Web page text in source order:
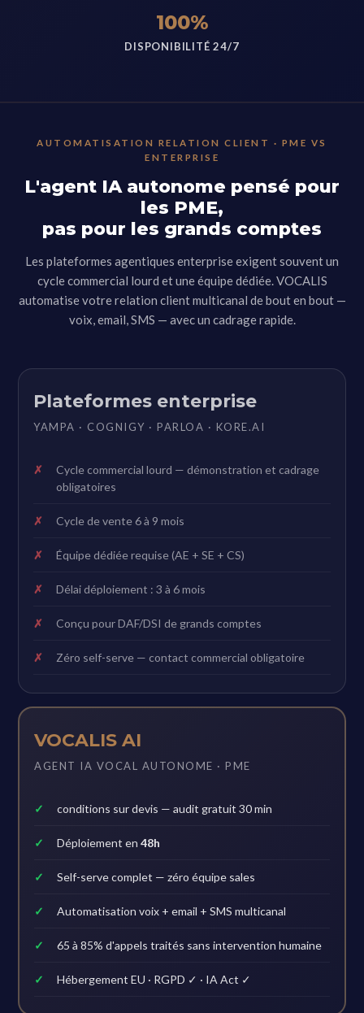
100%
DISPONIBILITÉ 24/7
AUTOMATISATION RELATION CLIENT · PME VS
ENTERPRISE
L'agent IA autonome pensé pour
les PME,
pas pour les grands comptes
Les plateformes agentiques enterprise exigent souvent un
cycle commercial lourd et une équipe dédiée. VOCALIS
automatise votre relation client multicanal de bout en bout —
voix, email, SMS — avec un cadrage rapide.
Plateformes enterprise
YAMPA · COGNIGY · PARLOA · KORE.AI
Cycle commercial lourd — démonstration et cadrage
obligatoires
Cycle de vente 6 à 9 mois
Équipe dédiée requise (AE + SE + CS)
Délai déploiement : 3 à 6 mois
Conçu pour DAF/DSI de grands comptes
Zéro self-serve — contact commercial obligatoire
VOCALIS AI
AGENT IA VOCAL AUTONOME · PME
conditions sur devis — audit gratuit 30 min
Déploiement en48h
Self-serve complet — zéro équipe sales
Automatisation voix + email + SMS multicanal
65 à 85% d'appels traités sans intervention humaine
Hébergement EU · RGPD ✓ · IA Act ✓